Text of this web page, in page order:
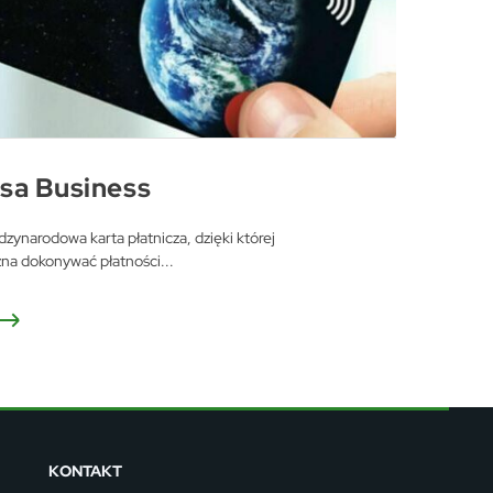
Business
karta płatnicza, dzięki której
dokonywać płatności...
KONTAKT